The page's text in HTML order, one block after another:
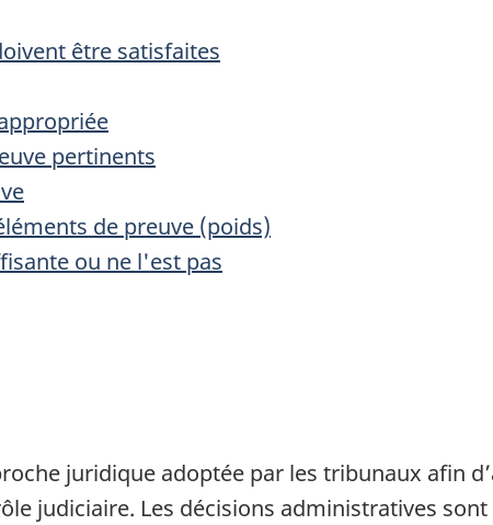
être satisfaites
pertinents
de preuve (poids)
ou ne l'est pas
juridique adoptée par les tribunaux afin
judiciaire. Les décisions administratives